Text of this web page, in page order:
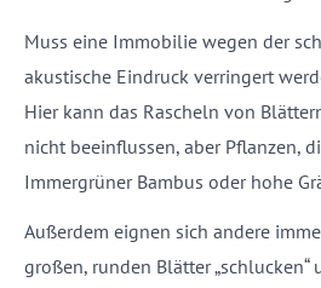
Muss eine Immobilie wegen der
akustische Eindruck verringert
Hier kann das Rascheln von
nicht beeinflussen, aber Pflanzen,
Immergrüner Bambus oder hohe
Außerdem eignen sich andere
großen, runden Blätter